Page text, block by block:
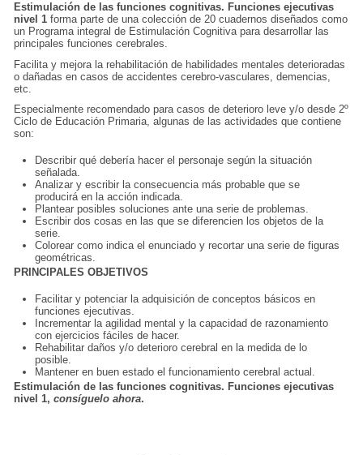
Estimulación de las funciones cognitivas. Funciones ejecutivas
nivel 1forma parte de una colección de 20 cuadernos diseñados como
un Programa integral de Estimulación Cognitiva para desarrollar las
principales funciones cerebrales.
Facilita y mejora la rehabilitación de habilidades mentales deterioradas
o dañadas en casos de accidentes cerebro-vasculares, demencias,
etc.
Especialmente recomendado para casos de deterioro leve y/o desde 2º
Ciclo de Educación Primaria, algunas de las actividades que contiene
son:
Describir qué debería hacer el personaje según la situación
señalada.
Analizar y escribir la consecuencia más probable que se
producirá en la acción indicada.
Plantear posibles soluciones ante una serie de problemas.
Escribir dos cosas en las que se diferencien los objetos de la
serie.
Colorear como indica el enunciado y recortar una serie de figuras
geométricas.
PRINCIPALES OBJETIVOS
Facilitar y potenciar la adquisición de conceptos básicos en
funciones ejecutivas.
Incrementar la agilidad mental y la capacidad de razonamiento
con ejercicios fáciles de hacer.
Rehabilitar daños y/o deterioro cerebral en la medida de lo
posible.
Mantener en buen estado el funcionamiento cerebral actual.
Estimulación de las funciones cognitivas. Funciones ejecutivas
nivel 1,consíguelo ahora.